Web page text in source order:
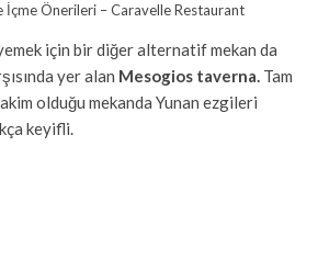
İçme Önerileri – Caravelle Restaurant
için bir diğer alternatif mekan da
yer alan Mesogios taverna. Tam
olduğu mekanda Yunan ezgileri
keyifli.